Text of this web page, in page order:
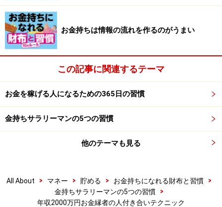
居心地のいい場所に留まらず上を目指す
実際営業マンとして仕事をしていた伊藤さんは飛躍的に
実績を上げ、27歳の若さで取締役に就任。現在の年収は
2000万円を超えています。
「自分より1ランク上の付き合いがポイント。いきなり
何ランクも上だとレベルが違いすぎてついていけませ
したということで、さらに1ランク上のレベルを目指す
にも、そのような人間関係を築いている人が多いと言い
お金持ちは情報の流れを作るのがうまい
この記事に関連するテーマ
お金を稼げる人になるための365日の習慣
金持ちサラリーマンの5つの習慣
他のテーマも見る
All About > マネー > 貯める > お金持ちになれる財布と習慣
>
金持ちサラリーマンの5つの習慣
>
年収2000万円お金縁者の人付き合いテクニック